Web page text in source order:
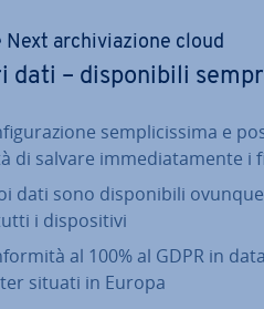
Next ar­chi­via­zio­ne cloud
dati – di­spo­ni­bi­li
sem­pli­cis­si­ma e
di salvare im­me­dia­ta­men­te i
dati sono di­spo­ni­bi­li
i di­spo­si­ti­vi
al 100% al GDPR in data
situati in Europa